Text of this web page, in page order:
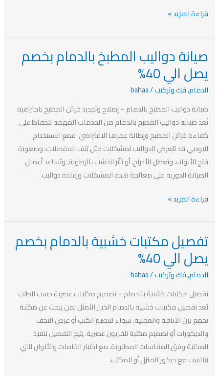
قراءة المزيد »
صيانة دواليب المطبخ بالدمام بخصم
يصل الي 40%
الدمام,فك وتركيب/
bahaa
صيانة دواليب المطبخ بالدمام – إصلاح وتجديد خزائن المطبخ باحترافية
تُعد صيانة دواليب المطبخ بالدمام من الخدمات المهمة للحفاظ على
كفاءة خزائن المطبخ وإطالة عمرها الافتراضي. فمع الاستخدام
اليومي قد تتعرض الدواليب لمشكلات مثل تلف المفصلات، وصعوبة
فتح الأبواب، وتعطل الأدراج، أو تأثر الخشب بالرطوبة. وتساعد أعمال
الصيانة الدورية على معالجة هذه المشكلات وإعادة دواليب
صيانة
دواليب
المطبخ
بالدمام
بخصم
يصل
الي
40%
قراءة المزيد »
تفصيل مكتبات خشبية بالدمام بخصم
يصل الي 40%
الدمام,فك وتركيب/
bahaa
تفصيل مكتبات خشبية بالدمام – تصميم مكتبات عصرية حسب الطلب
يُعد تفصيل مكتبات خشبية بالدمام الخيار الأمثل لمن يبحث عن مكتبة
تجمع بين الأناقة والعملية، سواء لتنظيم الكتب أو عرض التحف
والديكورات أو تصميم مكتبة تلفزيون عصرية. يتيح التفصيل تنفيذ
المكتبة وفق المقاسات المطلوبة، مع اختيار الخامات والألوان التي
تتناسب مع ديكور المنزل أو المكتب،
تفصيل
مكتبات
خشبية
بالدمام
بخصم
يصل
الي
40%